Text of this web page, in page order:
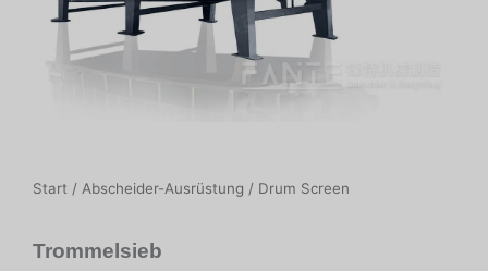
Start / Abscheider-Ausrüstung / Drum Screen
Trommelsieb